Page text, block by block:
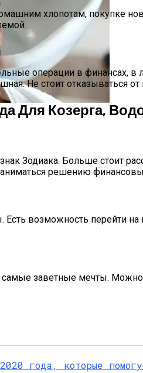
Года
хлопотам, покупке
операции в
Не стоит отказываться
Для Козерга,
Зодиака. Больше стоит
решению
возможность перейти
заветные мечты.